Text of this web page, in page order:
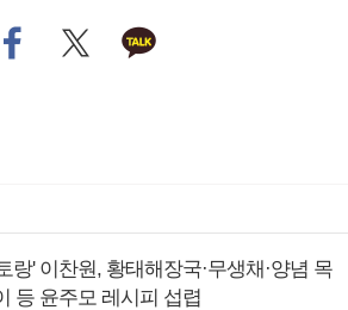
랑' 이찬원, 황태해장국·무생채·양념 목
등 윤주모 레시피 섭렵